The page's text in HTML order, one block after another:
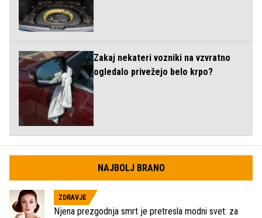
Zakaj nekateri vozniki na vzvratno
ogledalo privežejo belo krpo?
NAJBOLJ BRANO
ZDRAVJE
Njena prezgodnja smrt je pretresla modni svet: za